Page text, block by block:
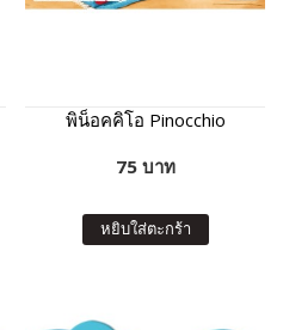
พิน็อคคิโอ Pinocchio
75 บาท
หยิบใส่ตะกร้า